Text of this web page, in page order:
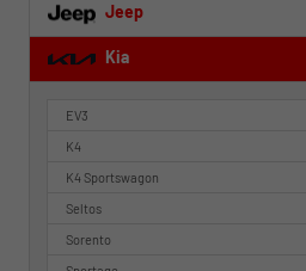
Jeep
Kia
EV3
K4
K4 Sportswagon
Seltos
Sorento